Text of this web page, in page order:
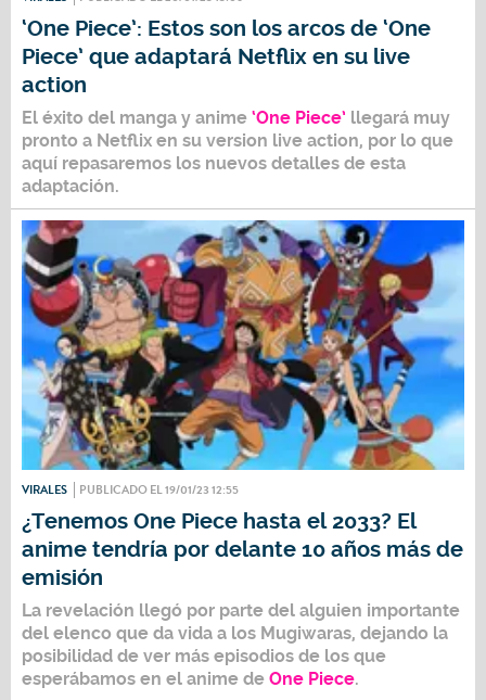
‘One Piece’: Estos son los arcos de ‘One
Piece’ que adaptará Netflix en su live
action
El éxito del manga y anime ‘One Piece’ llegará muy
pronto a Netflix en su version live action, por lo que
aquí repasaremos los nuevos detalles de esta
adaptación.
VIRALES PUBLICADO EL 19/01/23 12:55
¿Tenemos One Piece hasta el 2033? El
anime tendría por delante 10 años más de
emisión
La revelación llegó por parte del alguien importante
del elenco que da vida a los Mugiwaras, dejando la
posibilidad de ver más episodios de los que
esperábamos en el anime de One Piece.